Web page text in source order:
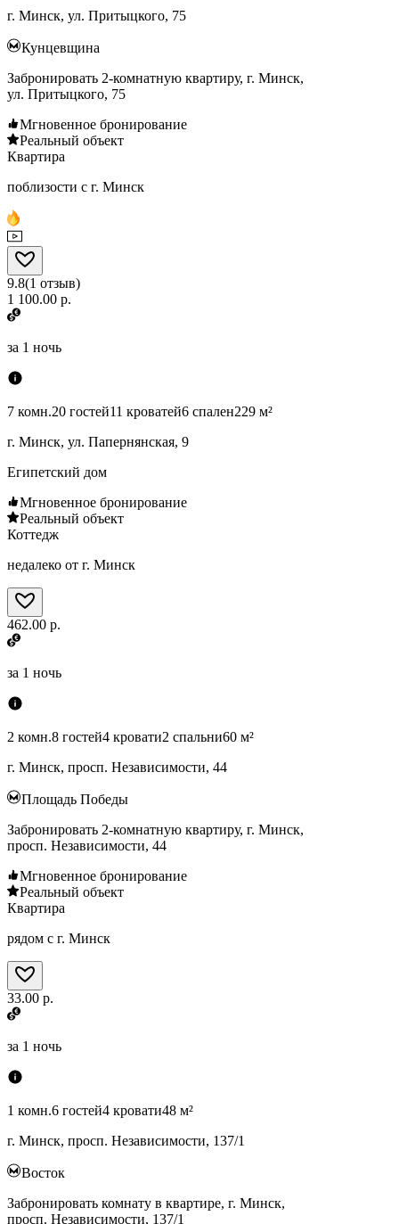
г. Минск, ул. Притыцкого, 75
Кунцевщина
Забронировать 2-комнатную квартиру, г. Минск,
ул. Притыцкого, 75
Мгновенное бронирование
Реальный объект
Квартира
поблизости с г. Минск
9.8(1 отзыв)
1 100.00 р.
за 1 ночь
7 комн.20 гостей11 кроватей6 спален229 м²
г. Минск, ул. Папернянская, 9
Египетский дом
Мгновенное бронирование
Реальный объект
Коттедж
недалеко от г. Минск
462.00 р.
за 1 ночь
2 комн.8 гостей4 кровати2 спальни60 м²
г. Минск, просп. Независимости, 44
Площадь Победы
Забронировать 2-комнатную квартиру, г. Минск,
просп. Независимости, 44
Мгновенное бронирование
Реальный объект
Квартира
рядом с г. Минск
33.00 р.
за 1 ночь
1 комн.6 гостей4 кровати48 м²
г. Минск, просп. Независимости, 137/1
Восток
Забронировать комнату в квартире, г. Минск,
просп. Независимости, 137/1